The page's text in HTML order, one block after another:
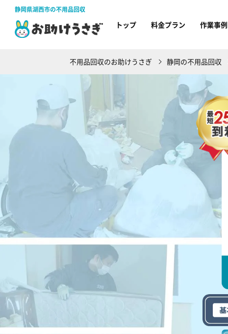
静岡県湖西市の不用品回収
トップ 料金プラン 作業事例
不用品回収のお助けうさぎ 静岡の不用品回収